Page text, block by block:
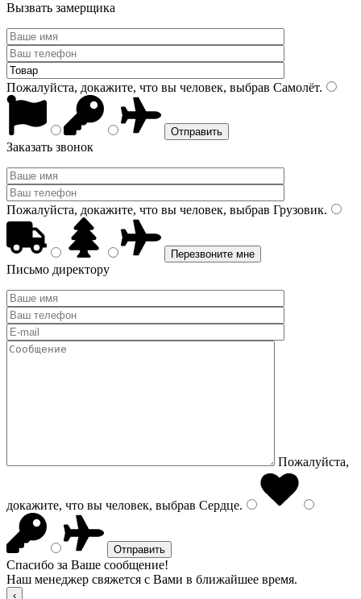
Вызвать замерщика
Пожалуйста, докажите, что вы человек, выбрав Самолёт.
Заказать звонок
Пожалуйста, докажите, что вы человек, выбрав Грузовик.
Письмо директору
Пожалуйста,
докажите, что вы человек, выбрав Сердце.
Спасибо за Ваше сообщение!
Наш менеджер свяжется с Вами в ближайшее время.